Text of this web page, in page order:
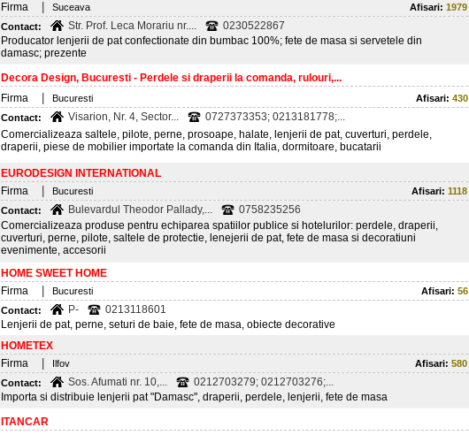
Firma
Suceava Afisari: 1979
Contact:
Str. Prof. Leca Morariu nr....
0230522867
Producator lenjerii de pat confectionate din bumbac 100%; fete de masa si servetele din
damasc; prezente
Decora Design, Bucuresti - Perdele si draperii la comanda, rulouri,...
Firma
Bucuresti Afisari: 430
Contact:
Visarion, Nr. 4, Sector...
0727373353; 0213181778;...
Comercializeaza saltele, pilote, perne, prosoape, halate, lenjerii de pat, cuverturi, perdele,
draperii, piese de mobilier importate la comanda din Italia, dormitoare, bucatarii
EURODESIGN INTERNATIONAL
Firma
Bucuresti Afisari: 1118
Contact:
Bulevardul Theodor Pallady,...
0758235256
Comercializeaza produse pentru echiparea spatiilor publice si hotelurilor: perdele, draperii,
cuverturi, perne, pilote, saltele de protectie, lenejerii de pat, fete de masa si decoratiuni
evenimente, accesorii
HOME SWEET HOME
Firma
Bucuresti Afisari: 56
Contact:
P-
0213118601
Lenjerii de pat, perne, seturi de baie, fete de masa, obiecte decorative
HOMETEX
Firma
Ilfov Afisari: 580
Contact:
Sos. Afumati nr. 10,...
0212703279; 0212703276;...
Importa si distribuie lenjerii pat "Damasc", draperii, perdele, lenjerii, fete de masa
ITANCAR